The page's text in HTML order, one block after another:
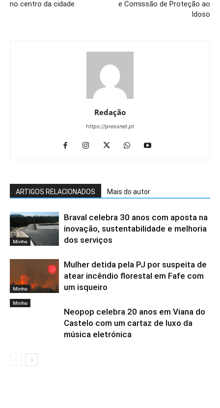
no centro da cidade
e Comissão de Proteção ao
Idoso
Redação
https://pressnet.pt
ARTIGOS RELACIONADOS Mais do autor
Minho
Braval celebra 30 anos com aposta na
inovação, sustentabilidade e melhoria
dos serviços
Minho
Mulher detida pela PJ por suspeita de
atear incêndio florestal em Fafe com
um isqueiro
Minho
Neopop celebra 20 anos em Viana do
Castelo com um cartaz de luxo da
música eletrónica